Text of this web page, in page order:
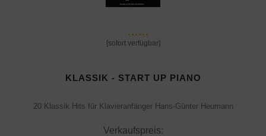
[sofort verfügbar]
KLASSIK - START UP PIANO
20 Klassik Hits für Klavieranfänger Hans-Günter Heumann
Verkaufspreis: